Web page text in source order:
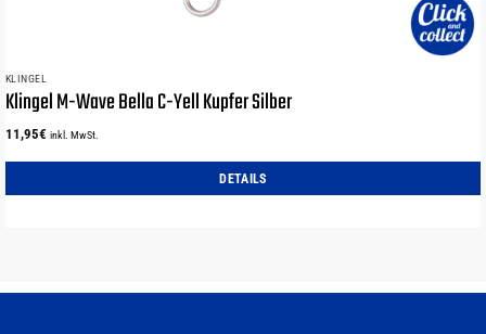
KLINGEL
Klingel M-Wave Bella C-Yell Kupfer Silber
11,95€ inkl. MwSt.
DETAILS